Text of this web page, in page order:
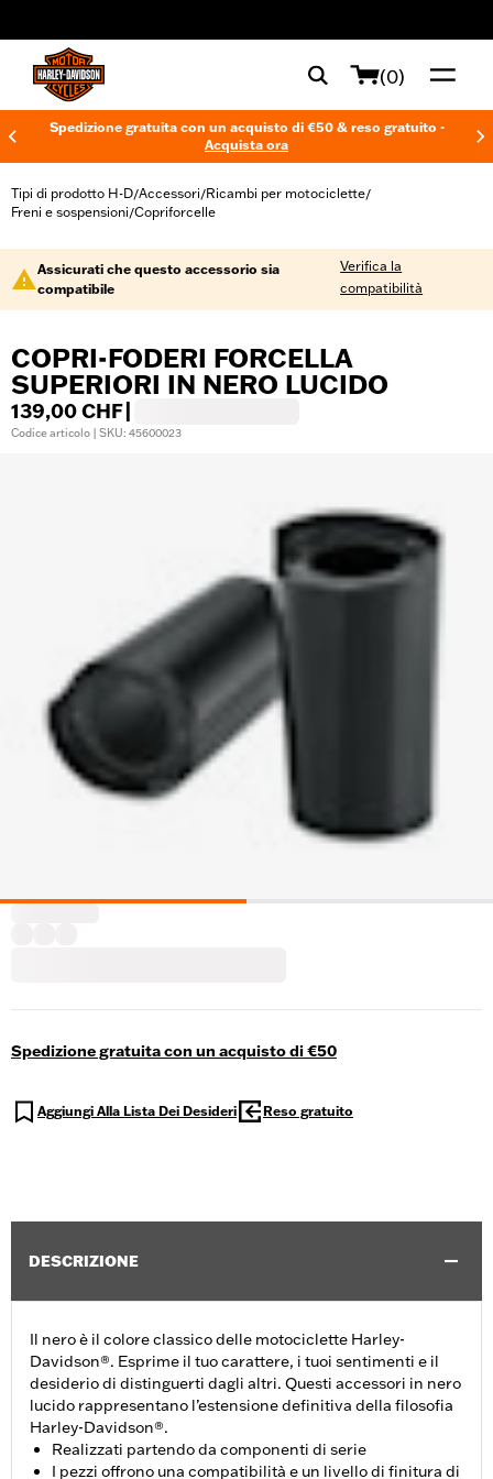
(0)
Spedizione gratuita con un acquisto di €50 & reso gratuito -
Acquista ora
Tipi di prodotto H-D/Accessori/Ricambi per motociclette/
Freni e sospensioni/Copriforcelle
Assicurati che questo accessorio sia
compatibile
Verifica la
compatibilità
COPRI-FODERI FORCELLA
SUPERIORI IN NERO LUCIDO
139,00 CHF
Codice articolo | SKU: 45600023
Spedizione gratuita con un acquisto di €50
Aggiungi Alla Lista Dei Desideri Reso gratuito
DESCRIZIONE
Il nero è il colore classico delle motociclette Harley-
Davidson®. Esprime il tuo carattere, i tuoi sentimenti e il
desiderio di distinguerti dagli altri. Questi accessori in nero
lucido rappresentano l’estensione definitiva della filosofia
Harley-Davidson®.
Realizzati partendo da componenti di serie
I pezzi offrono una compatibilità e un livello di finitura di